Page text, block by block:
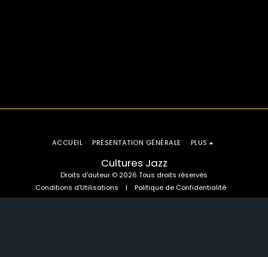
Cultures Jazz
Droits d'auteur © 2026 Tous droits réservés
Conditions d'Utilisations | Politique de Confidentialité
ACCUEIL PRÉSENTATION GÉNÉRALE PLUS